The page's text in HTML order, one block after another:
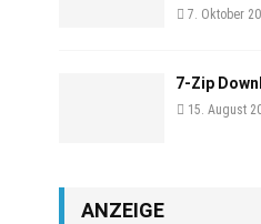
7. Oktober
7-Zip
15. August
ANZEIGE